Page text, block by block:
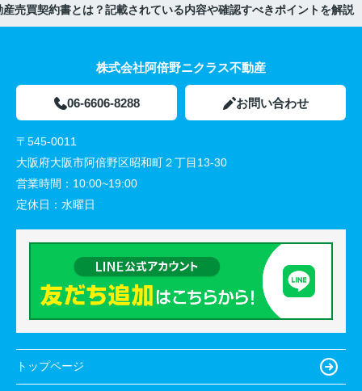
産売買契約書とは？記載されている内容や確認すべきポイントを解説
株式会社阿倍野ニクラス不動産
06-6606-8288 お問い合わせ
〒545-0011
大阪府大阪市阿倍野区昭和町２丁目13-30
営業時間： 10:00~19:00
定休日： 水曜日
トップページ